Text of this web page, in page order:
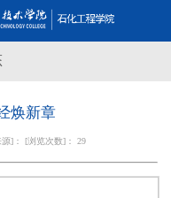
焕新章
]： [浏览次数]： 29